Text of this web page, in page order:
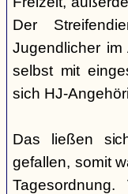
Der
Jugendlicher
selbst mit
sich HJ-
Das ließen
gefallen, somit